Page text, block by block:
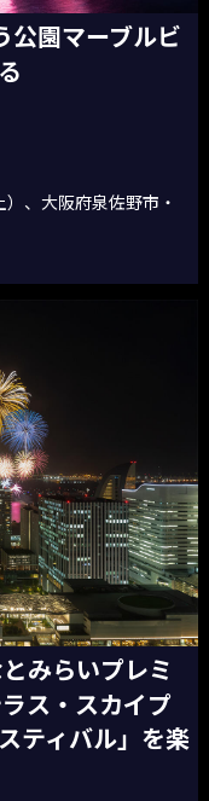
園マーブルビ
、大阪府泉佐野市・
みらいプレミ
ス・スカイプ
ティバル」を楽